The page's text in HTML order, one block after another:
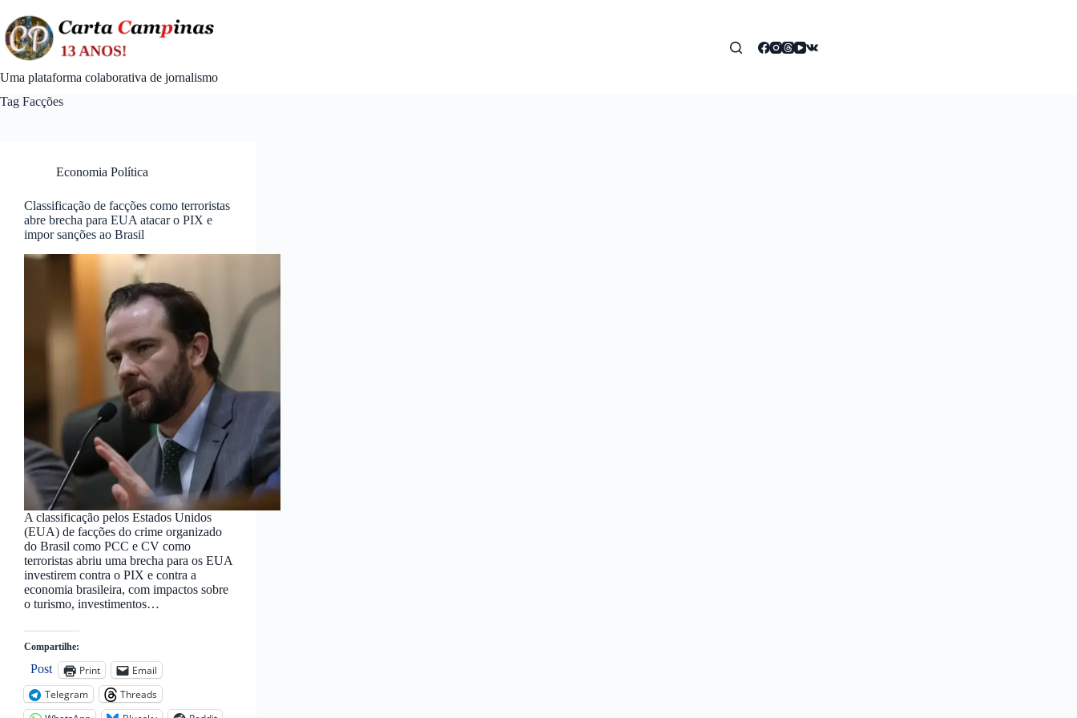
content
Uma plataforma colaborativa de jornalismo
Tag Facções
Economia Política
Classificação de facções como terroristas
abre brecha para EUA atacar o PIX e
impor sanções ao Brasil
A classificação pelos Estados Unidos
(EUA) de facções do crime organizado
do Brasil como PCC e CV como
terroristas abriu uma brecha para os EUA
investirem contra o PIX e contra a
economia brasileira, com impactos sobre
o turismo, investimentos…
Compartilhe:
Post Print
Email
Telegram
Threads